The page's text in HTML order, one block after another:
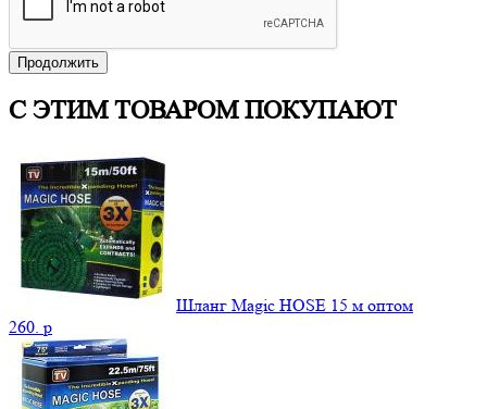
Продолжить
С ЭТИМ ТОВАРОМ ПОКУПАЮТ
Шланг Magic HOSE 15 м оптом
260. p